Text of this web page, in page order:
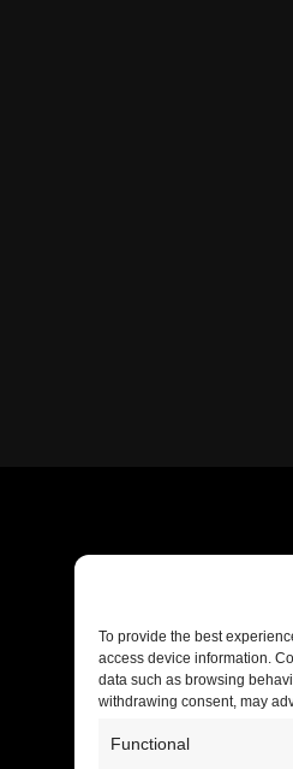
To provide the best
access device information.
data such as browsing
withdrawing consent, may
Functional